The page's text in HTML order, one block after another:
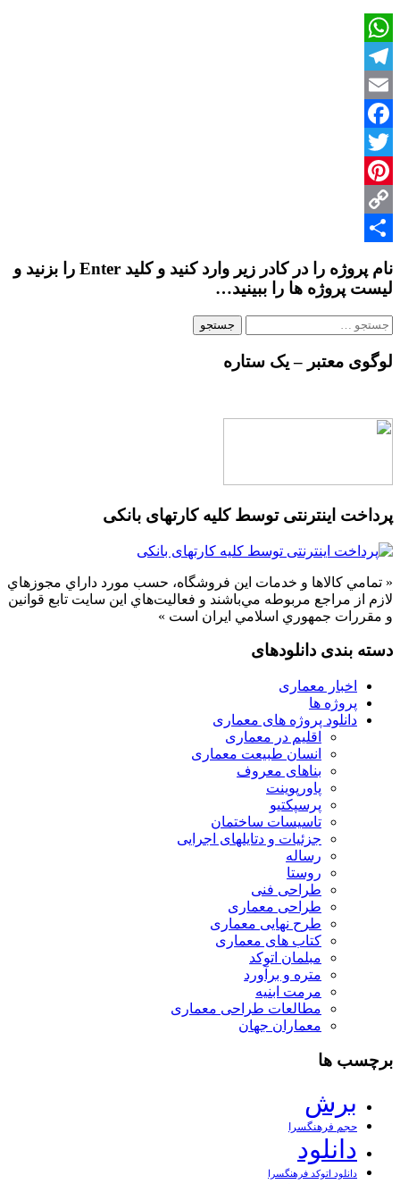
WhatsApp
Telegram
Email
Facebook
Twitter
Pinterest
Copy
نام پروژه را در کادر زیر وارد کنید و کلید Enter را بزنید و
لیست پروژه ها را ببینید…
جستجو
برای:
لوگوی معتبر – یک ستاره
پرداخت اینترنتی توسط کلیه کارتهای بانکی
« تمامي كالاها و خدمات اين فروشگاه، حسب مورد داراي مجوزهاي
لازم از مراجع مربوطه مي‌باشند و فعاليت‌هاي اين سايت تابع قوانين
و مقررات جمهوري اسلامي ايران است »
دسته بندی دانلودهای
اخبار معماری
پروژه ها
دانلود پروژه های معماری
اقلیم در معماری
انسان طبیعت معماری
بناهای معروف
پاورپوینت
پرسپکتیو
تاسیسات ساختمان
جزئیات و دتایلهای اجرایی
رساله
روستا
طراحی فنی
طراحی معماری
طرح نهایی معماری
کتاب های معماری
مبلمان اتوکد
متره و برآورد
مرمت ابنیه
مطالعات طراحی معماری
معماران جهان
برچسب ها
برش
حجم فرهنگسرا
دانلود
دانلود اتوکد فرهنگسرا